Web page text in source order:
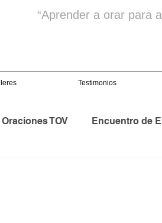
“Aprender a orar para
Testimonios
Oraciones TOV Encuentro de